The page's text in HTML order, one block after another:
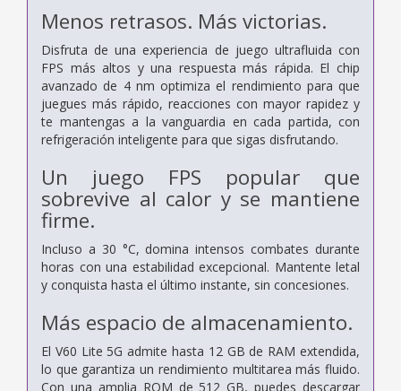
Menos retrasos. Más victorias.
Disfruta de una experiencia de juego ultrafluida con
FPS más altos y una respuesta más rápida. El chip
avanzado de 4 nm optimiza el rendimiento para que
juegues más rápido, reacciones con mayor rapidez y
te mantengas a la vanguardia en cada partida, con
refrigeración inteligente para que sigas disfrutando.
Un juego FPS popular que
sobrevive al calor y se mantiene
firme.
Incluso a 30 °C, domina intensos combates durante
horas con una estabilidad excepcional. Mantente letal
y conquista hasta el último instante, sin concesiones.
Más espacio de almacenamiento.
El V60 Lite 5G admite hasta 12 GB de RAM extendida,
lo que garantiza un rendimiento multitarea más fluido.
Con una amplia ROM de 512 GB, puedes descargar